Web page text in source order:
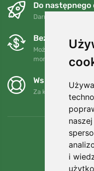
i
Do następnego
Darmowa wysyłka
Bezpłatne
Możesz zwrócić lub
momencie w ciągu
Wspieramy
Za każde